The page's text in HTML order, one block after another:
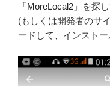
「MoreLocal2 」を探
(もしくは開発者のサ
ードして、インスト